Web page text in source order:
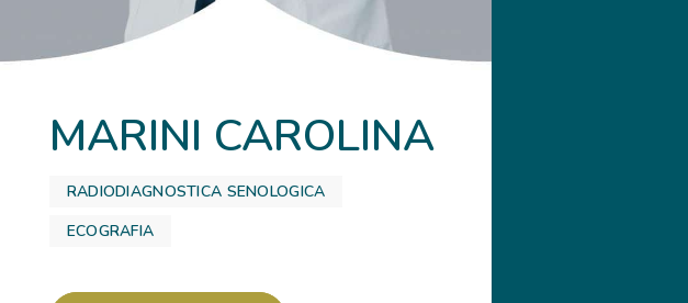
MARINI CAROLINA
RADIODIAGNOSTICA SENOLOGICA
ECOGRAFIA